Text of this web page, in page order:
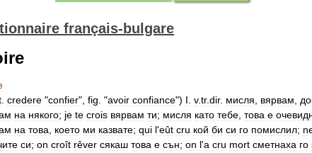
français-bulgare
credere "confier", fig . "avoir confiance") I v.tr.dir. мисля вярвам
на някого; je te crois вярвам ти; мисля като тебе това е
на това което ми казвате; qui l'eût cru кой би си го помислил;
си; on croît rêver сякаш това е сън; on l'a cru mort сметнаха го